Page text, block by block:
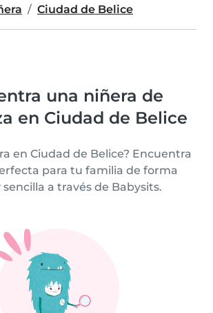
Ciudad de Belice
una niñera de
en Ciudad de Belice
en Ciudad de Belice? Encuentra
para tu familia de forma
sencilla a través de Babysits.